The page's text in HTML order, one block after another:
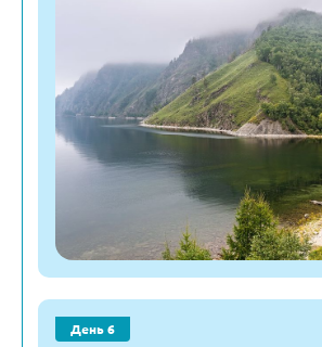
День 6